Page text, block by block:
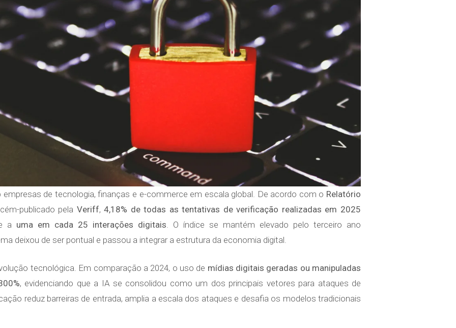
de tecnologia, finanças e e-commerce em escala global. De acordo com o Relatório
publicado pela Veriff,4,18% de todas as tentativas de verificação realizadas em 2025
a uma em cada 25 interações digitais. O índice se mantém elevado pelo terceiro ano
deixou de ser pontual e passou a integrar a estrutura da economia digital.
tecnológica. Em comparação a 2024, o uso de mídias digitais geradas ou manipuladas
, evidenciando que a IA se consolidou como um dos principais vetores para ataques de
reduz barreiras de entrada, amplia a escala dos ataques e desafia os modelos tradicionais